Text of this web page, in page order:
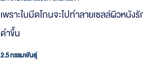
เพราะใบมีดโกนจะไปทำลายเซลล์ผิวหนัง
ดำขึ้น
2.5 กรรมพันธุ์